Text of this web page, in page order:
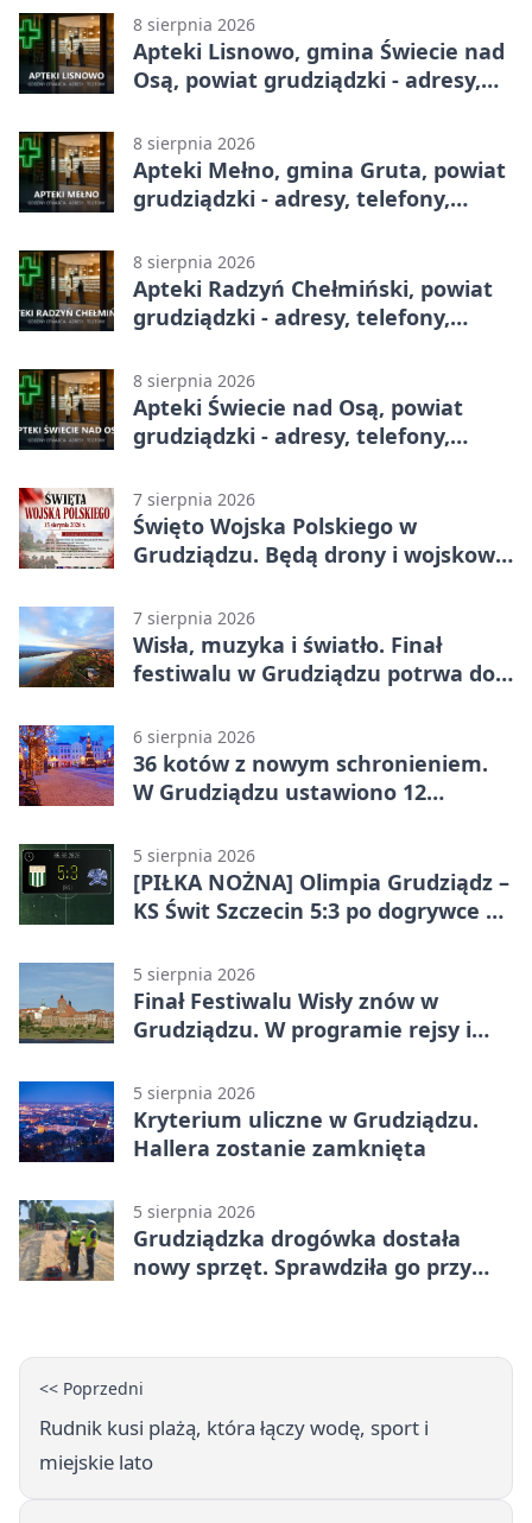
8 sierpnia 2026
Apteki Lisnowo, gmina Świecie nad
Osą, powiat grudziądzki - adresy,
8 sierpnia 2026
Apteki Mełno, gmina Gruta, powiat
grudziądzki - adresy, telefony,
8 sierpnia 2026
Apteki Radzyń Chełmiński, powiat
grudziądzki - adresy, telefony,
8 sierpnia 2026
Apteki Świecie nad Osą, powiat
grudziądzki - adresy, telefony,
7 sierpnia 2026
Święto Wojska Polskiego w
Grudziądzu. Będą drony i wojskowa
7 sierpnia 2026
Wisła, muzyka i światło. Finał
festiwalu w Grudziądzu potrwa do
6 sierpnia 2026
36 kotów z nowym schronieniem.
W Grudziądzu ustawiono 12
5 sierpnia 2026
[PIŁKA NOŻNA] Olimpia Grudziądz –
KS Świt Szczecin 5:3 po dogrywce w
odwrócili losy meczu
5 sierpnia 2026
Finał Festiwalu Wisły znów w
Grudziądzu. W programie rejsy i
5 sierpnia 2026
Kryterium uliczne w Grudziądzu.
Hallera zostanie zamknięta
5 sierpnia 2026
Grudziądzka drogówka dostała
nowy sprzęt. Sprawdziła go przy
<< Poprzedni
Rudnik kusi plażą, która łączy wodę, sport i
miejskie lato